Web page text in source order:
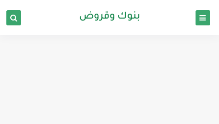
بنوك وقروض